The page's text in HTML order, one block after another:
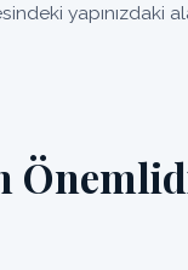
yapınızdaki